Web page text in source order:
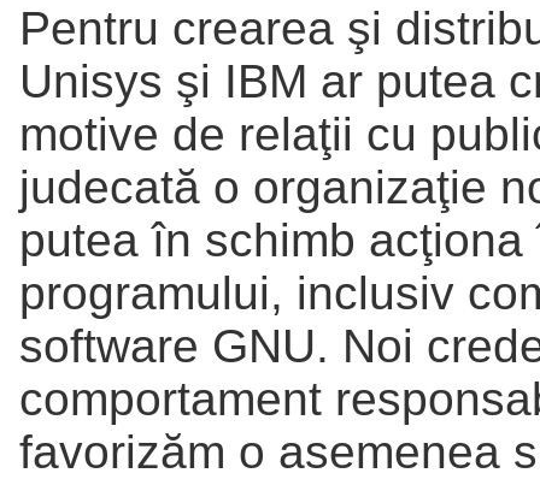
Pentru crearea şi
Unisys şi IBM ar putea
motive de relaţii cu
judecată o organizaţie
putea în schimb
programului, inclusiv
software GNU. Noi
comportament
favorizăm o asemenea